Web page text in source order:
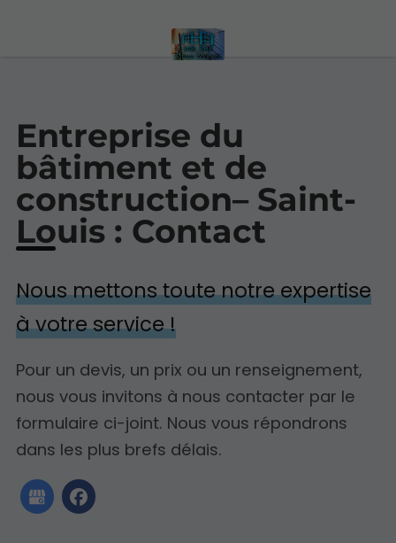
Entreprise du
bâtiment et de
construction– Saint-
Louis : Contact
Nous mettons toute notre expertise
à votre service !
Pour un devis, un prix ou un renseignement,
nous vous invitons à nous contacter par le
formulaire ci-joint. Nous vous répondrons
dans les plus brefs délais.